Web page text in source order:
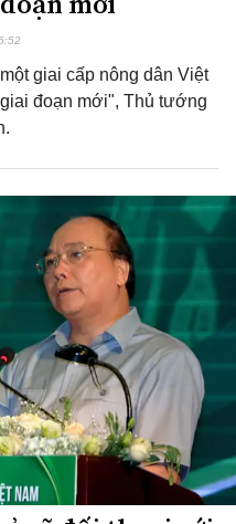
giai cấp nông dân Việt
đoạn mới", Thủ tướng